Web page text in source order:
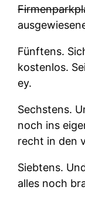
Fünftens.
kostenlos.
ey.
Sechstens.
noch ins
recht in den
Siebtens.
alles noch